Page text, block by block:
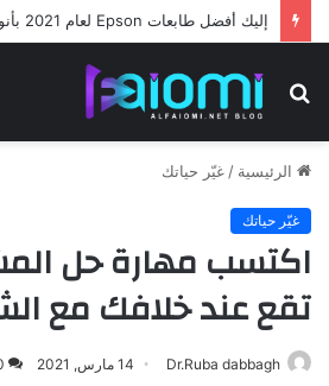
إليك أفضل طابعات Epson لعام 2021 بأنواعها وميزاتها المختلفة
الرئيسية / غيّر حياتك
غيّر حياتك
اكتسب مهارة حل
تقع عند خلافك مع
Dr.Ruba dabbagh 14 مارس, 2021